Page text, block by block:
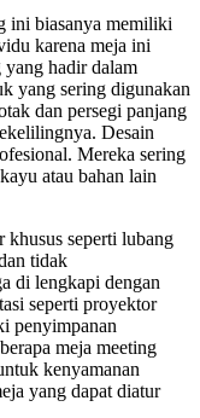
ini biasanya memiliki
karena meja ini
hadir dalam
yang sering digunakan
dan persegi panjang
Desain
Mereka sering
atau bahan lain
seperti lubang
tidak
di lengkapi dengan
seperti proyektor
penyimpanan
meja meeting
kenyamanan
yang dapat diatur